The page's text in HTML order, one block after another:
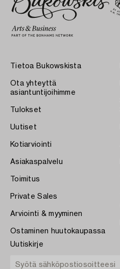
Tietoa Bukowskista
Ota yhteyttä
asiantuntijoihimme
Tulokset
Uutiset
Kotiarviointi
Asiakaspalvelu
Toimitus
Private Sales
Arviointi & myyminen
Ostaminen huutokaupassa
Uutiskirje